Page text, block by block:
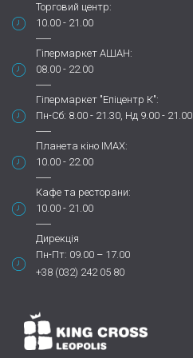
Торговий центр:
10.00 - 21.00
Гіпермаркет АШАН:
08.00 - 22.00
Гіпермаркет "Епіцентр К":
Пн-Сб: 8.00 - 21.30, Нд 9.00 - 21.00
Планета кіно IMAX:
10.00 - 22.00
Кафе та ресторани:
10.00 - 21.00
Дирекція
Пн-Пт: 09.00 – 17.00
+38 (032) 242 05 80